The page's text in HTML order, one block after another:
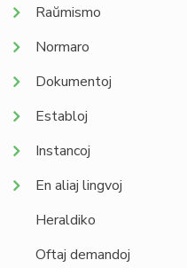
Raŭmismo
Normaro
Dokumentoj
Establoj
Instancoj
En aliaj lingvoj
Heraldiko
Oftaj demandoj